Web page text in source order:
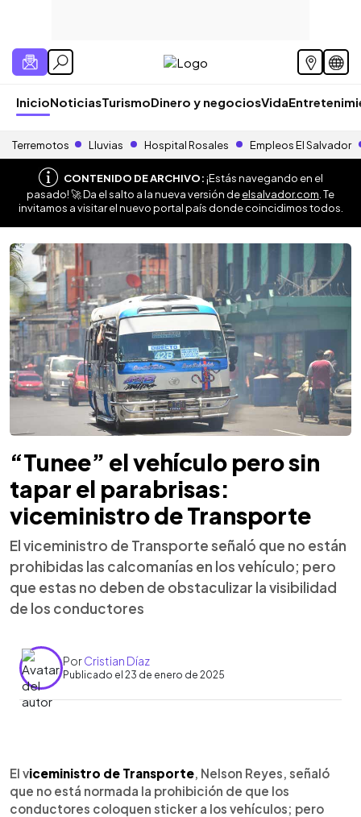
InicioNoticiasTurismoDinero y negociosVida
Terremotos Lluvias Hospital Rosales Empleos El Salvador
CONTENIDO DE ARCHIVO:¡Estás navegando en el
pasado! 🚀 Da el salto a la nueva versión deelsalvador.com . Te
invitamos a visitar el nuevo portal país donde coincidimos todos.
“Tunee” el vehículo pero sin
tapar el parabrisas:
viceministro de Transporte
El viceministro de Transporte señaló que no están
prohibidas las calcomanías en los vehículo; pero
que estas no deben de obstaculizar la visibilidad
de los conductores
PorCristian Díaz
Publicado el 23 de enero de 2025
► Escuchar artículo
El viceministro de Transporte , Nelson Reyes, señaló
que no está normada la prohibición de que los
conductores coloquen sticker a los vehículos; pero